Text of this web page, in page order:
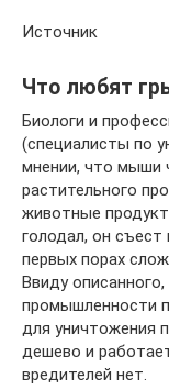
Источник
Что любят
Биологи и
(специалисты по
мнении, что мыши
растительного
животные
голодал, он
первых порах
Ввиду
промышленности
для уничтожения
дешево и
вредителей нет.